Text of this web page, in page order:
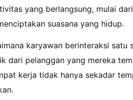
yang berlangsung, mulai
suasana yang hidup.
karyawan berinteraksi satu
dari pelanggan yang mereka
kerja tidak hanya sekadar